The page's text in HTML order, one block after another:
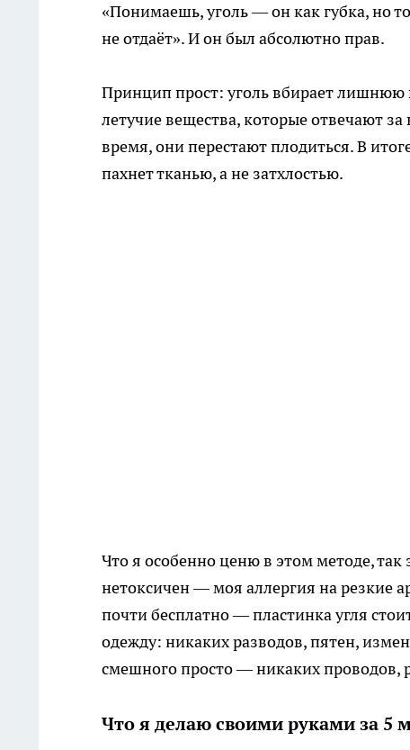
«Понимаешь, уголь — он как губка, но
не отдаёт». И он был абсолютно прав.
Принцип прост: уголь вбирает лишнюю
летучие вещества, которые отвечают
время, они перестают плодиться. В
пахнет тканью, а не затхлостью.
Что я особенно ценю в этом методе,
нетоксичен — моя аллергия на резкие
почти бесплатно — пластинка угля
одежду: никаких разводов, пятен,
смешного просто — никаких проводов,
Что я делаю своими руками за 5